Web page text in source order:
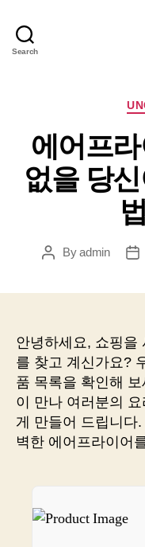
Search
에어프
없을 당
PostByadmin
안녕하세요, 쇼핑을
를 찾고 계신가요?
품 목록을 확인해
이 만나 여러분의
게 만들어 드립니다
벽한 에어프라이어